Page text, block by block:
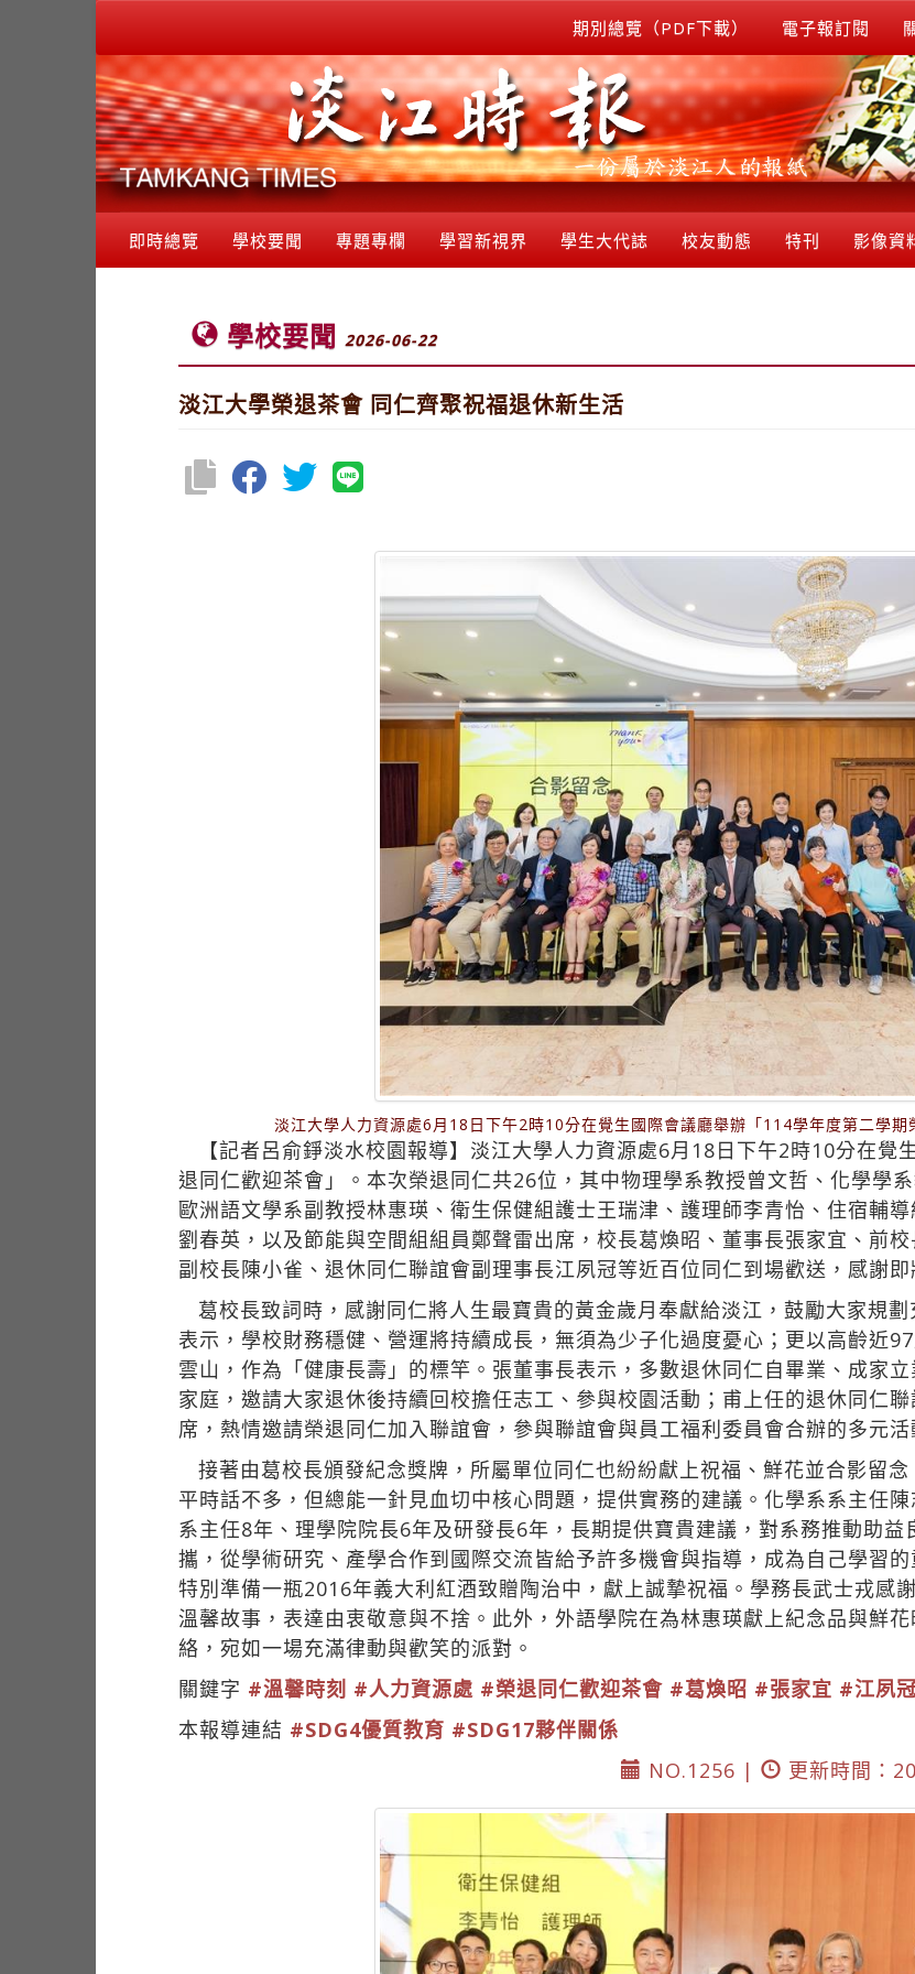
期別總覽（PDF下載） 電子報訂閱
即時總覽 學校要聞 專題專欄 學習新視界 學生大代誌 校友動態 特刊 影像資
學校要聞 2026-06-22
淡江大學榮退茶會 同仁齊聚祝福退休新生活
淡江大學人力資源處6月18日下午2時10分在覺生國際會議廳舉辦「114學年度第二學期
【記者呂俞錚淡水校園報導】淡江大學人力資源處6月18日下午2時10分在
退同仁歡迎茶會」。本次榮退同仁共26位，其中物理學系教授曾文哲、化學學
歐洲語文學系副教授林惠瑛、衛生保健組護士王瑞津、護理師李青怡、住宿輔
劉春英，以及節能與空間組組員鄭聲雷出席，校長葛煥昭、董事長張家宜、前
副校長陳小雀、退休同仁聯誼會副理事長江夙冠等近百位同仁到場歡送，感謝
葛校長致詞時，感謝同仁將人生最寶貴的黃金歲月奉獻給淡江，鼓勵大家規
表示，學校財務穩健、營運將持續成長，無須為少子化過度憂心；更以高齡近
雲山，作為「健康長壽」的標竿。張董事長表示，多數退休同仁自畢業、成家
家庭，邀請大家退休後持續回校擔任志工、參與校園活動；甫上任的退休同仁
席，熱情邀請榮退同仁加入聯誼會，參與聯誼會與員工福利委員會合辦的多元活
接著由葛校長頒發紀念獎牌，所屬單位同仁也紛紛獻上祝福、鮮花並合影留
平時話不多，但總能一針見血切中核心問題，提供實務的建議。化學系系主任
系主任8年、理學院院長6年及研發長6年，長期提供寶貴建議，對系務推動助
攜，從學術研究、產學合作到國際交流皆給予許多機會與指導，成為自己學習
特別準備一瓶2016年義大利紅酒致贈陶治中，獻上誠摯祝福。學務長武士戎感
溫馨故事，表達由衷敬意與不捨。此外，外語學院在為林惠瑛獻上紀念品與鮮
絡，宛如一場充滿律動與歡笑的派對。
關鍵字 #溫馨時刻 #人力資源處 #榮退同仁歡迎茶會 #葛煥昭 #張家宜 #江夙冠
本報導連結 #SDG4優質教育 #SDG17夥伴關係
NO.1256 |
更新時間：